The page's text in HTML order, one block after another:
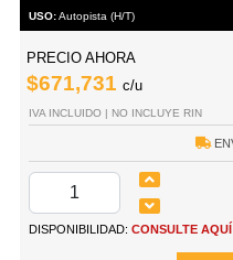
USO:Autopista (H/T)
PRECIO AHORA
$671,731 c/u
IVA INCLUIDO | NO INCLUYE RIN
DISPONIBILIDAD: CONSULTE AQUÍ